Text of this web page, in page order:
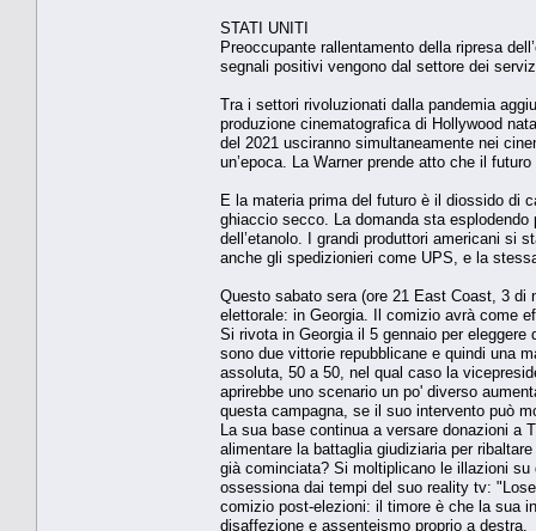
STATI UNITI
Preoccupante rallentamento della ripresa
segnali positivi vengono dal settore dei
Tra i settori rivoluzionati dalla pandemia
produzione cinematografica di Hollywood
del 2021 usciranno simultaneamente nei
un’epoca. La Warner prende atto che il
E la materia prima del futuro è il diossido di
ghiaccio secco. La domanda sta
dell’etanolo. I grandi produttori americani si
anche gli spedizionieri come UPS, e la
Questo sabato sera (ore 21 East Coast, 3 di
elettorale: in Georgia. Il comizio avrà come
Si rivota in Georgia il 5 gennaio per
sono due vittorie repubblicane e quindi una
assoluta, 50 a 50, nel qual caso la
aprirebbe uno scenario un po' diverso
questa campagna, se il suo intervento può
La sua base continua a versare donazioni a
alimentare la battaglia giudiziaria per
già cominciata? Si moltiplicano le illazioni
ossessiona dai tempi del suo reality tv:
comizio post-elezioni: il timore è che la sua
disaffezione e assenteismo proprio a destra.